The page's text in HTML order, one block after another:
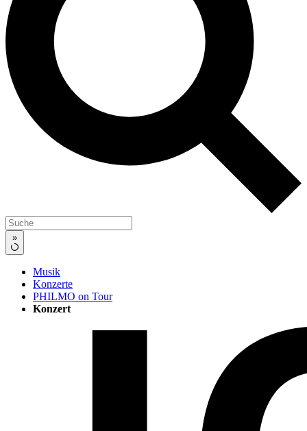
»
Musik
Konzerte
PHILMO on Tour
Konzert